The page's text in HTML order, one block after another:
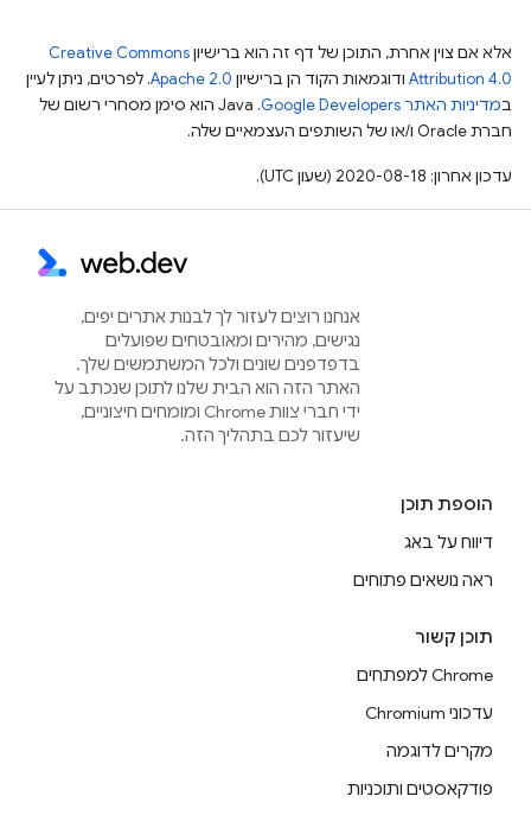
אלא אם צוין אחרת, התוכן של דף זה הוא ברישיוןCreative Commons
Attribution 4.0 ודוגמאות הקוד הן ברישיון Apache 2.0. לפרטים, ניתן לעיין
במדיניות האתר Google Developers‏
.‏ Java הוא סימן מסחרי רשום של
חברת Oracle ו/או של השותפים העצמאיים שלה.
עדכון אחרון: 2020-08-18 (שעון UTC).
אנחנו רוצים לעזור לך לבנות אתרים יפים,
נגישים, מהירים ומאובטחים שפועלים
בדפדפנים שונים ולכל המשתמשים שלך.
האתר הזה הוא הבית שלנו לתוכן שנכתב על
ידי חברי צוות Chrome ומומחים חיצוניים,
שיעזור לכם בתהליך הזה.
הוספת תוכן
דיווח על באג
ראה נושאים פתוחים
תוכן קשור
Chrome למפתחים
עדכוני Chromium
מקרים לדוגמה
פודקאסטים ותוכניות